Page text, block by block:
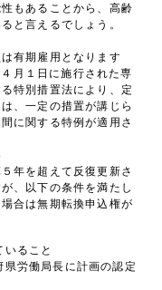
もあることから、高齢
と言えるでしょう。
有期雇用となります
月１日に施行された専
特別措置法により、定
、一定の措置が講じら
に関する特例が適用さ
年を超えて反復更新さ
、以下の条件を満たし
合は無期転換申込権が
ること
労働局長に計画の認定